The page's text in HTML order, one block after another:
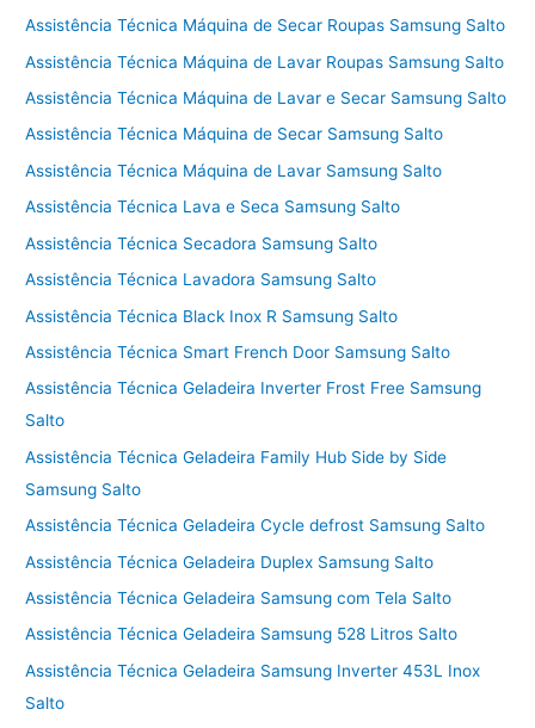
Assistência Técnica Máquina de Secar Roupas Samsung Salto
Assistência Técnica Máquina de Lavar Roupas Samsung Salto
Assistência Técnica Máquina de Lavar e Secar Samsung Salto
Assistência Técnica Máquina de Secar Samsung Salto
Assistência Técnica Máquina de Lavar Samsung Salto
Assistência Técnica Lava e Seca Samsung Salto
Assistência Técnica Secadora Samsung Salto
Assistência Técnica Lavadora Samsung Salto
Assistência Técnica Black Inox R Samsung Salto
Assistência Técnica Smart French Door Samsung Salto
Assistência Técnica Geladeira Inverter Frost Free Samsung
Salto
Assistência Técnica Geladeira Family Hub Side by Side
Samsung Salto
Assistência Técnica Geladeira Cycle defrost Samsung Salto
Assistência Técnica Geladeira Duplex Samsung Salto
Assistência Técnica Geladeira Samsung com Tela Salto
Assistência Técnica Geladeira Samsung 528 Litros Salto
Assistência Técnica Geladeira Samsung Inverter 453L Inox
Salto